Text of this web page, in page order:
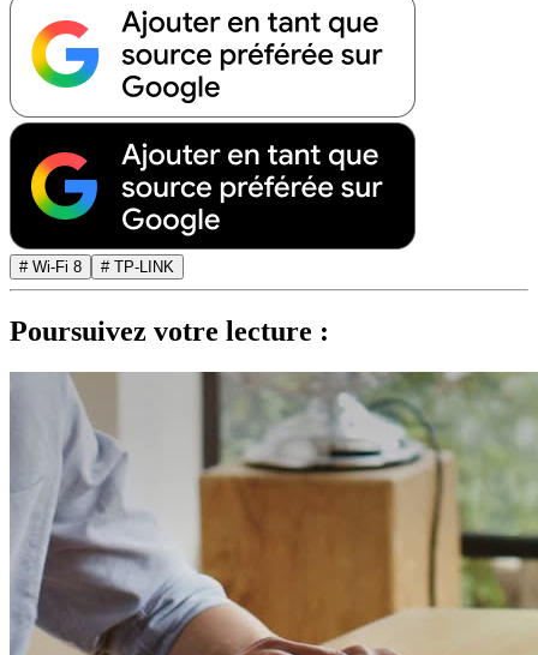
# Wi-Fi 8 # TP-LINK
Poursuivez votre lecture :